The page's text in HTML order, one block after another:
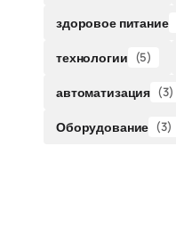
здоровое питание
технологии (5)
автоматизация (3)
Оборудование (3)